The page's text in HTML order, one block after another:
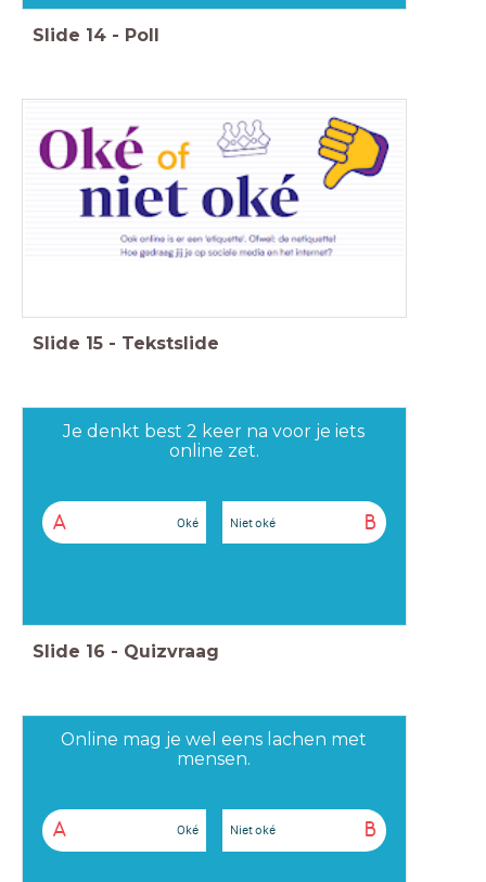
Slide 14 - Poll
Slide 15 - Tekstslide
Je denkt best 2 keer na voor je iets
online zet.
A Oké B
Niet oké
Slide 16 - Quizvraag
Online mag je wel eens lachen met
mensen.
A Oké B
Niet oké